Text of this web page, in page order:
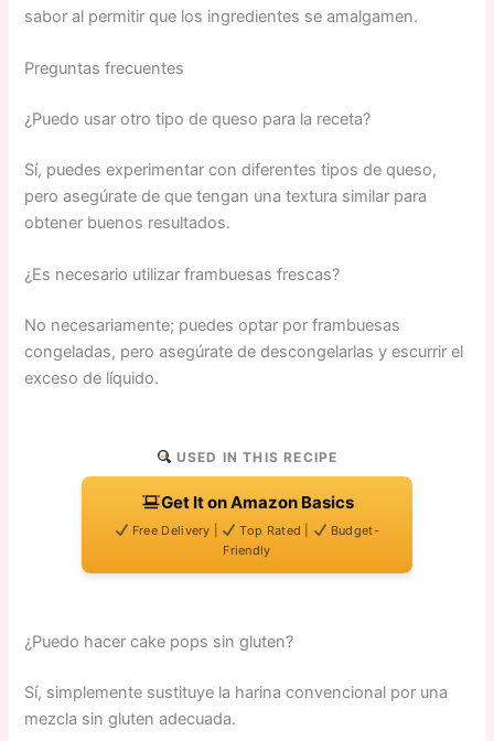
sabor al permitir que los ingredientes se amalgamen.
Preguntas frecuentes
¿Puedo usar otro tipo de queso para la receta?
Sí, puedes experimentar con diferentes tipos de queso,
pero asegúrate de que tengan una textura similar para
obtener buenos resultados.
¿Es necesario utilizar frambuesas frescas?
No necesariamente; puedes optar por frambuesas
congeladas, pero asegúrate de descongelarlas y escurrir el
exceso de líquido.
USED IN THIS RECIPE
Get It on Amazon Basics
Free Delivery | Top Rated |
Budget-
Friendly
¿Puedo hacer cake pops sin gluten?
Sí, simplemente sustituye la harina convencional por una
mezcla sin gluten adecuada.